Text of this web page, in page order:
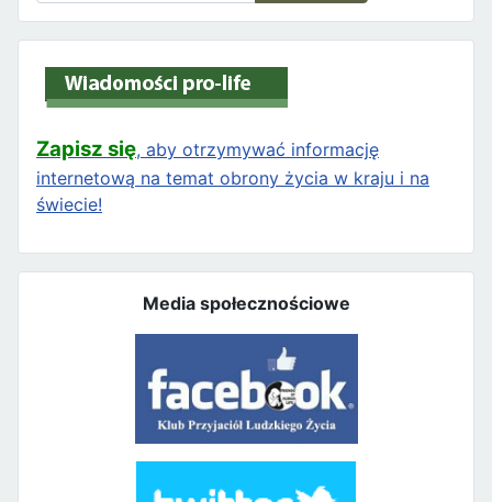
Zapisz się, aby otrzymywać informację
internetową na temat obrony życia w kraju i na
świecie!
Media społecznościowe